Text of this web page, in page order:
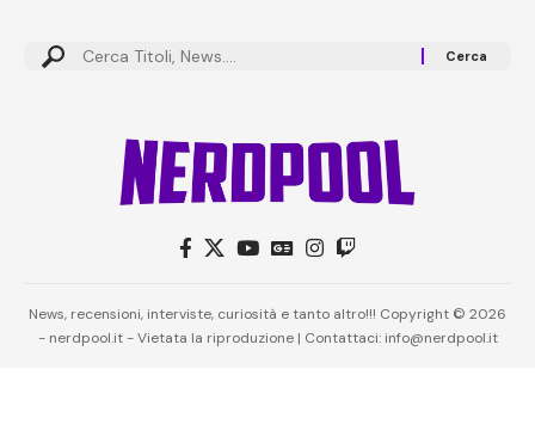
News, recensioni, interviste, curiosità e tanto altro!!! Copyright © 2026
- nerdpool.it - Vietata la riproduzione | Contattaci: info@nerdpool.it